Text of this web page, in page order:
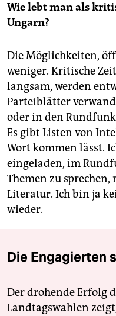
Wie lebt man als
Ungarn?
Die Möglichkeiten,
weniger. Kritische
langsam, werden
Parteiblätter
oder in den
Es gibt Listen von
Wort kommen lässt.
eingeladen, im
Themen zu
Literatur. Ich bin ja
wieder.
Die Engagierten
Der drohende Erfolg
Landtagswahlen